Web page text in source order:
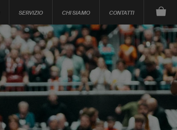
SERVIZIO CHI SIAMO CONTATTI